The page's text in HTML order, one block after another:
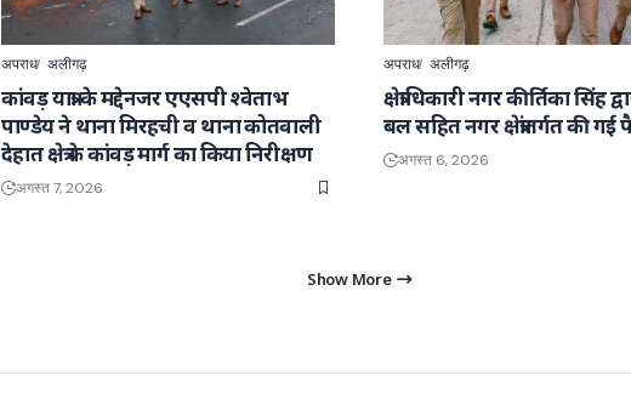
अपराध अलीगढ़
कांवड़ यात्रा के मद्देनजर एएसपी श्वेताभ
पाण्डेय ने थाना मिरहची व थाना कोतवाली
देहात क्षेत्र के कांवड़ मार्ग का किया निरीक्षण
अगस्त 7, 2026
अपराध अलीगढ़
क्षेत्राधिकारी नगर कीर्तिका सिंह
बल सहित नगर क्षेत्रांतर्गत की
अगस्त 6, 2026
Show More